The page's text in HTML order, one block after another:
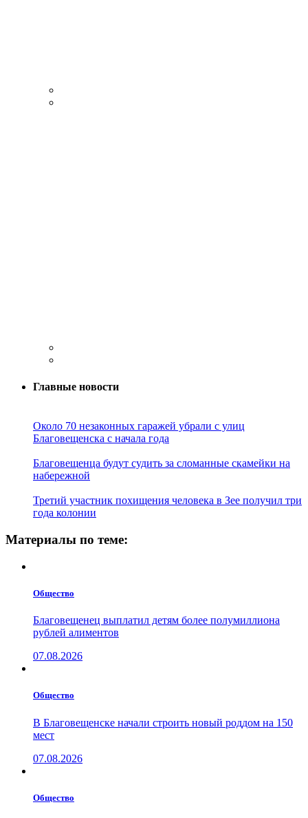
Главные новости
Около 70 незаконных гаражей убрали с улиц
Благовещенска с начала года
Благовещенца будут судить за сломанные скамейки на
набережной
Третий участник похищения человека в Зее получил три
года колонии
Материалы по теме:
Общество
Благовещенец выплатил детям более полумиллиона
рублей алиментов
07.08.2026
Общество
В Благовещенске начали строить новый роддом на 150
мест
07.08.2026
Общество